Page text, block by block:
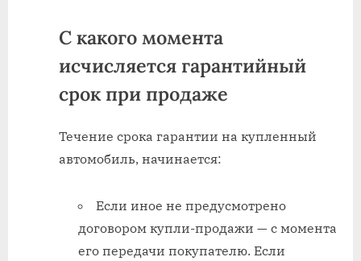
С какого момента
исчисляется гарантийный
срок при продаже
Течение срока гарантии на купленный
автомобиль, начинается:
Если иное не предусмотрено
договором купли-продажи — с момента
его передачи покупателю. Если